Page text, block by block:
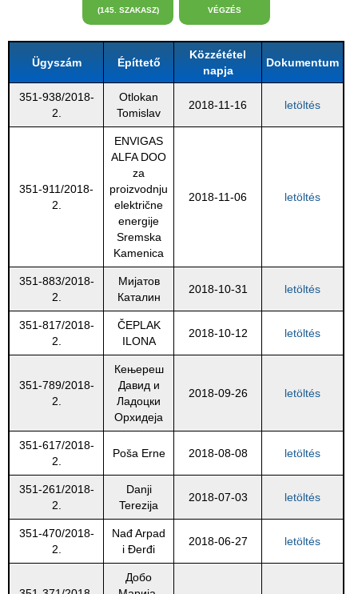
(145. SZAKASZ)
VÉGZÉS
Ügyszám Építtető
Közzététel
napja
Dokumentum
351-938/2018-
2.
Otlokan
Tomislav
2018-11-16 letöltés
351-911/2018-
2.
ENVIGAS
ALFA DOO
za
proizvodnju
električne
energije
Sremska
Kamenica
2018-11-06 letöltés
351-883/2018-
2.
Мијатов
Каталин
2018-10-31 letöltés
351-817/2018-
2.
ČEPLAK
ILONA
2018-10-12 letöltés
351-789/2018-
2.
Кењереш
Давид и
Ладоцки
Орхидеја
2018-09-26 letöltés
351-617/2018-
2.
Poša Erne 2018-08-08 letöltés
351-261/2018-
2.
Danji
Terezija
2018-07-03 letöltés
351-470/2018-
2.
Nađ Arpad
i Đerđi
2018-06-27 letöltés
Добо